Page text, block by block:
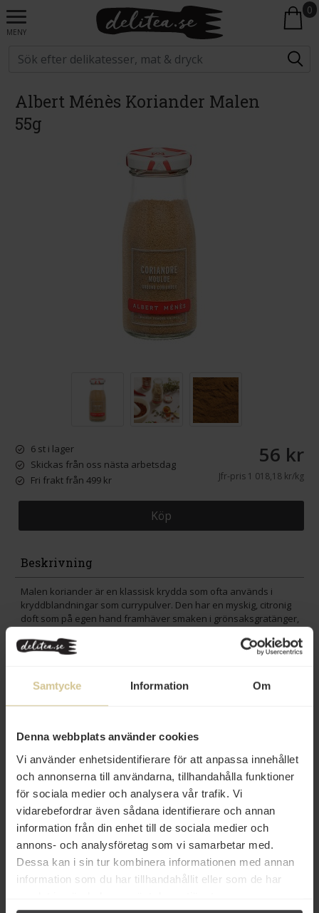
Samtycke Information Om
Denna webbplats använder cookies
Vi använder enhetsidentifierare för att anpassa innehållet
och annonserna till användarna, tillhandahålla funktioner
för sociala medier och analysera vår trafik. Vi
vidarebefordrar även sådana identifierare och annan
information från din enhet till de sociala medier och
annons- och analysföretag som vi samarbetar med.
Dessa kan i sin tur kombinera informationen med annan
information som du har tillhandahållit eller som de har
MENY
0
Albert Ménès Koriander Malen
55g
6 st i lager
Skickas från oss nästa arbetsdag
Fri frakt från 499 kr
56 kr
Jfr-pris1 018,18 kr/kg
Köp
Beskrivning
Malen koriander är en klassisk krydda som ofta används i
kryddblandningar som currypulver. Den har en myskig, citronig
doft som på egen hand framhäver smaken i grönsaksgratänger,
Albert Ménès malda koriander är noggrant utvald och ger en
rätter.
Betyg
Produktfakta
Prishistorik